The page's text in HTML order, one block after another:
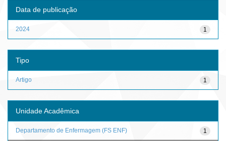
Data de publicação
1
2024
Tipo
1
Artigo
Unidade Acadêmica
1
Departamento de Enfermagem (FS ENF)